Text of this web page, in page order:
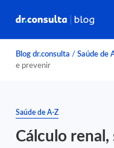
Blog dr.consulta / Saúde de
e prevenir
Saúde de A-Z
Cálculo renal,